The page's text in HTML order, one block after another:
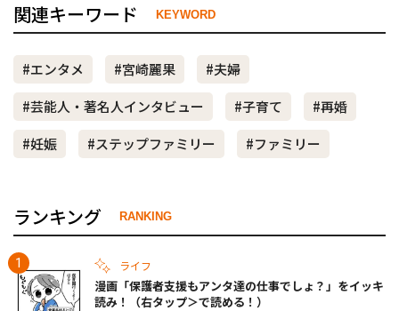
関連キーワード KEYWORD
#エンタメ #宮崎麗果
#夫婦
#芸能人・著名人インタビュー
#子育て
#再婚
#妊娠
#ステップファミリー #ファミリー
ランキング RANKING
ライフ
漫画「保護者支援もアンタ達の仕事でしょ？」をイッキ
読み！（右タップ＞で読める！）